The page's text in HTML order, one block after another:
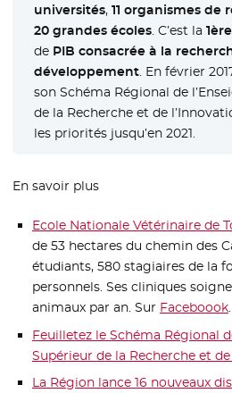
universités,11 organismes de
20 grandes écoles. C’est la
de PIB consacrée à la
développement. En février
son Schéma Régional de
de la Recherche et de
les priorités jusqu’en 2021.
En savoir plus
Ecole Nationale Vétérinaire de
de 53 hectares du chemin des
étudiants, 580 stagiaires de la
personnels. Ses cliniques
animaux par an. Sur Faceboook.
Feuilletez le Schéma Régional
Supérieur de la Recherche et
La Région lance 16 nouveaux